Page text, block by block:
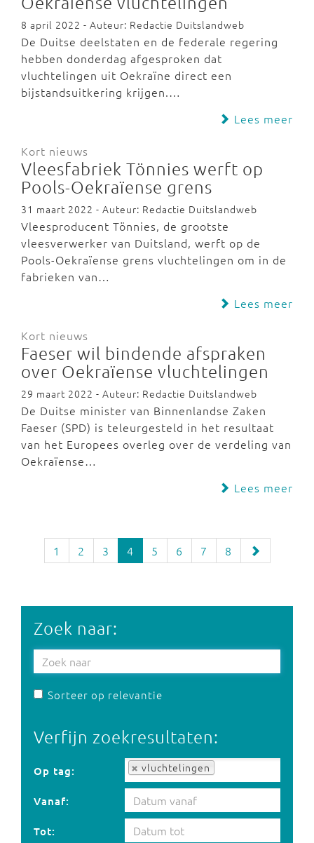
8 april 2022 - Auteur: Redactie Duitslandweb
De Duitse deelstaten en de federale regering
hebben donderdag afgesproken dat
vluchtelingen uit Oekraïne direct een
bijstandsuitkering krijgen.…
Lees meer
Kort nieuws
Vleesfabriek Tönnies werft op
Pools-Oekraïense grens
31 maart 2022 - Auteur: Redactie Duitslandweb
Vleesproducent Tönnies, de grootste
vleesverwerker van Duitsland, werft op de
Pools-Oekraïense grens vluchtelingen om in de
fabrieken van…
Lees meer
Kort nieuws
Faeser wil bindende afspraken
over Oekraïense vluchtelingen
29 maart 2022 - Auteur: Redactie Duitslandweb
De Duitse minister van Binnenlandse Zaken
Faeser (SPD) is teleurgesteld in het resultaat
van het Europees overleg over de verdeling van
Oekraïense…
Lees meer
1 2 3 4 5 6 7 8
Zoek naar:
Sorteer op relevantie
Verfijn zoekresultaten:
Op tag: vluchtelingen
Op tag:
Vanaf:
Tot: